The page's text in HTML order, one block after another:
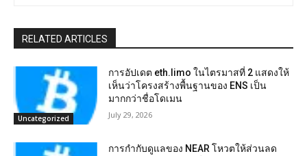
RELATED ARTICLES
Uncategorized
การอัปเดต eth.limo ในไตรมาสที่ 2 แสดงให้
เห็นว่าโครงสร้างพื้นฐานของ ENS เป็น
มากกว่าชื่อโดเมน
July 29, 2026
การกำกับดูแลของ NEAR โหวตให้ส่วนลด